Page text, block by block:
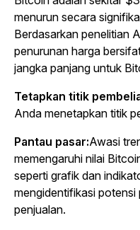
menurun secara
Berdasarkan penelitian
penurunan harga
jangka panjang untuk
Tetapkan titik
Anda menetapkan titik
Pantau pasar:Awasi
memengaruhi nilai
seperti grafik dan
mengidentifikasi potensi
penjualan.